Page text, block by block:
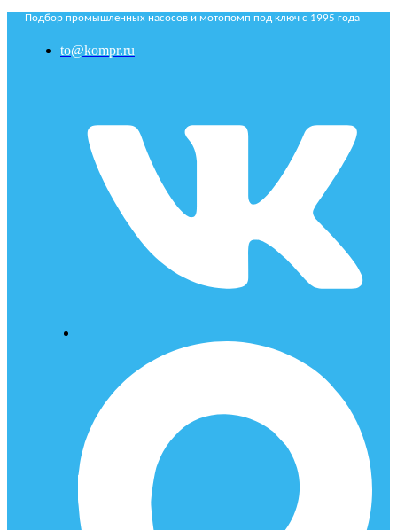
Подбор промышленных насосов и мотопомп под ключ с 1995 года
to@kompr.ru